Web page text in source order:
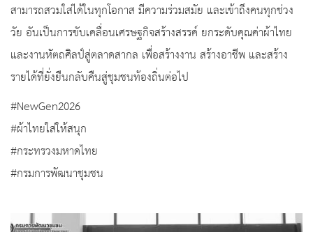
สามารถสวมใส่ได้ในทุกโอกาส มีความร่วมสมัย และเข้าถึงคนทุกช่วง
วัย อันเป็นการขับเคลื่อนเศรษฐกิจสร้างสรรค์ ยกระดับคุณค่าผ้าไทย
และงานหัตถศิลป์สู่ตลาดสากล เพื่อสร้างงาน สร้างอาชีพ และสร้าง
รายได้ที่ยั่งยืนกลับคืนสู่ชุมชนท้องถิ่นต่อไป
#NewGen2026
#ผ้าไทยใส่ให้สนุก
#กระทรวงมหาดไทย
#กรมการพัฒนาชุมชน